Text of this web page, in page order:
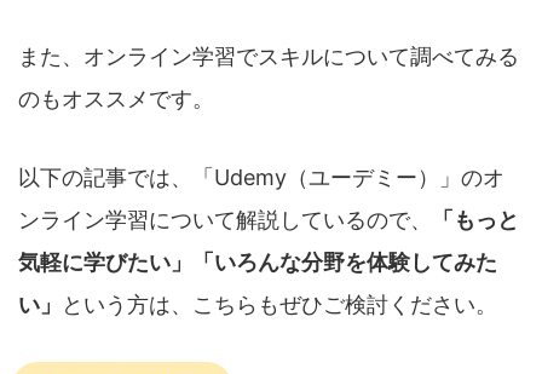
また、オンライン学習でスキルについて調べてみる
のもオススメです。
以下の記事では、「Udemy（ユーデミー）」のオ
ンライン学習について解説しているので、
「もっと
気軽に学びたい」「いろんな分野を体験してみた
い」
という方は、こちらもぜひご検討ください。